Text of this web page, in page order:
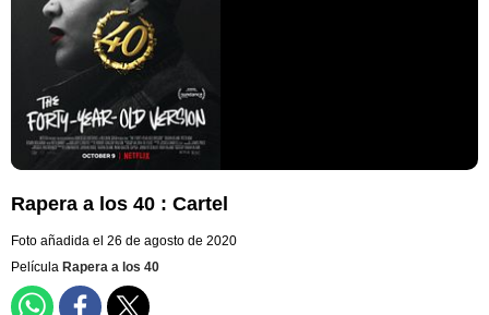
Rapera a los 40 : Cartel
Foto añadida el 26 de agosto de 2020
Película Rapera a los 40